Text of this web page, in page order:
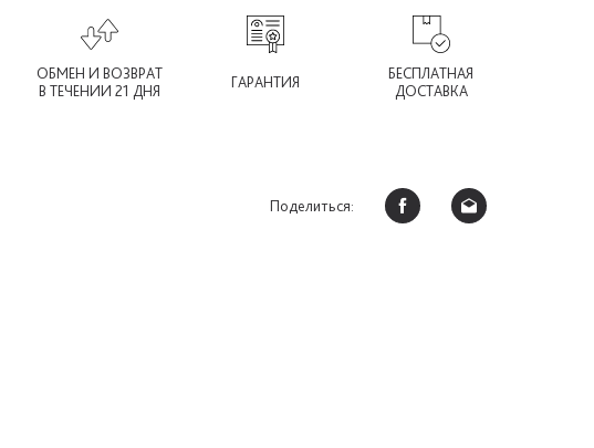
ОБМЕН И ВОЗВРАТ
В ТЕЧЕНИИ 21 ДНЯ
ГАРАНТИЯ
БЕСПЛАТНАЯ
ДОСТАВКА
Поделиться: